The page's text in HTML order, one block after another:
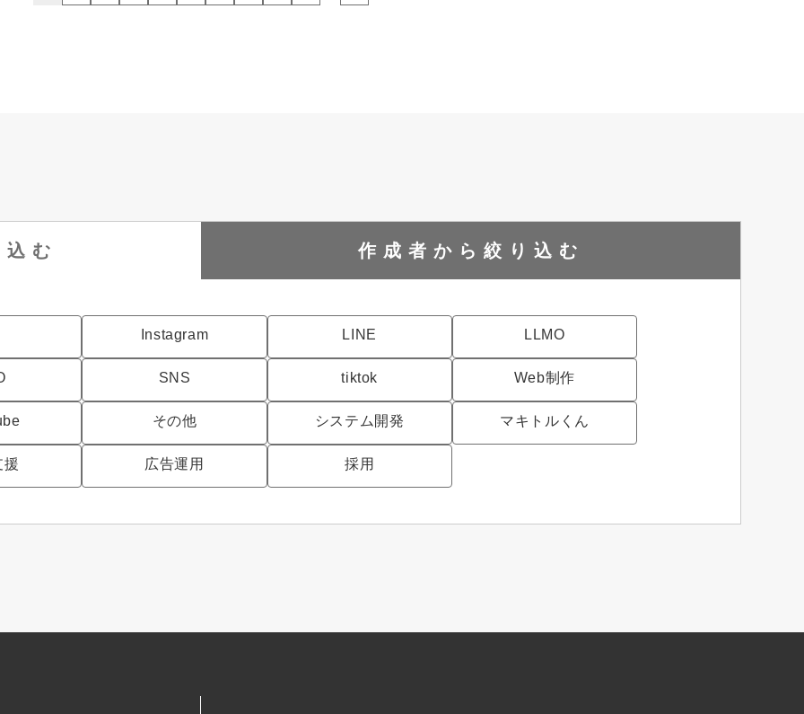
む 作成者から 絞り込む
Instagram LINE LLMO
SNS tiktok Web制作
その他 システム開発 マキトルくん
援 広告運用 採用